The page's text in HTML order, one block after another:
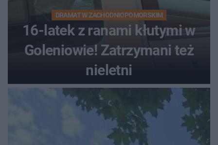
DRAMAT W ZACHODNIOPOMORSKIM
16-latek z ranami kłutymi w
Goleniowie! Zatrzymani też
nieletni